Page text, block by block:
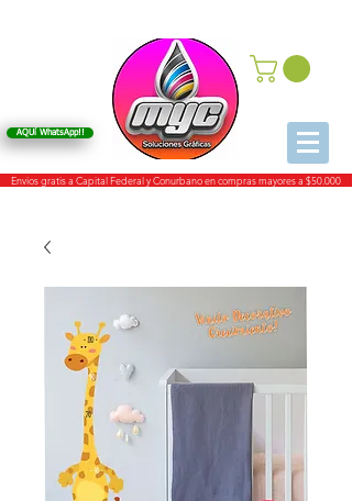
AQUí WhatsApp!!
Envios gratis a Capital Federal y Conurbano en compras mayores a $50.000